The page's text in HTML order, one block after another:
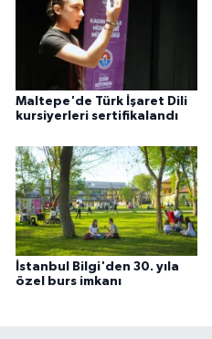
Maltepe'de Türk İşaret Dili
kursiyerleri sertifikalandı
İstanbul Bilgi'den 30. yıla
özel burs imkanı